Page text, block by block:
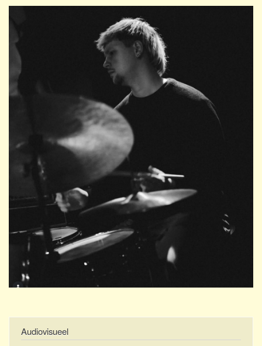
Audiovisueel